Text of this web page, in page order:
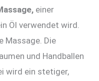
einer
Öl verwendet wird.
Massage. Die
und Handballen
wird ein stetiger,